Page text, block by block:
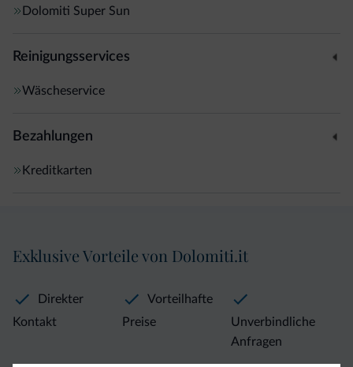
Dolomiti Super Sun
Reinigungsservices
Wäscheservice
Bezahlungen
Kreditkarten
Exklusive Vorteile von Dolomiti.it
Direkter
Kontakt
Vorteilhafte
Preise
Unverbindliche
Anfragen